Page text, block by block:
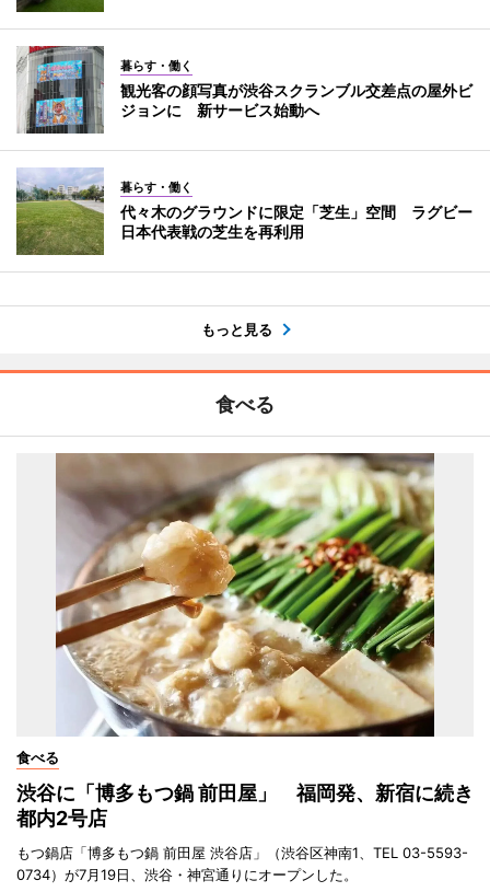
暮らす・働く
観光客の顔写真が渋谷スクランブル交差点の屋外ビ
ジョンに 新サービス始動へ
暮らす・働く
代々木のグラウンドに限定「芝生」空間 ラグビー
日本代表戦の芝生を再利用
もっと見る
食べる
食べる
渋谷に「博多もつ鍋 前田屋」 福岡発、新宿に続き
都内2号店
もつ鍋店「博多もつ鍋 前田屋 渋谷店」（渋谷区神南1、TEL 03-5593-
0734）が7月19日、渋谷・神宮通りにオープンした。